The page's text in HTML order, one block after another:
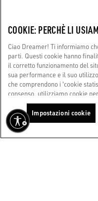
SERVIZIO CLIENTI
CORPORATE
TERMINI D'USO
SIAMO QUI PER AIUTARTI
COOKIE: PERCHÈ LI
Ciao Dreamer! Ti informiamo
parti. Questi cookie hanno
il corretto funzionamento del
sua performance e il suo
che comprendono i 'cookie
consenso, utilizziamo cookie
Questi ci permettono di
personalizzandola con
desideri. Cliccando su 'Accetta
all'utilizzo di tutti i cookie.
preferenze in ogni momento
Impostazioni cookie